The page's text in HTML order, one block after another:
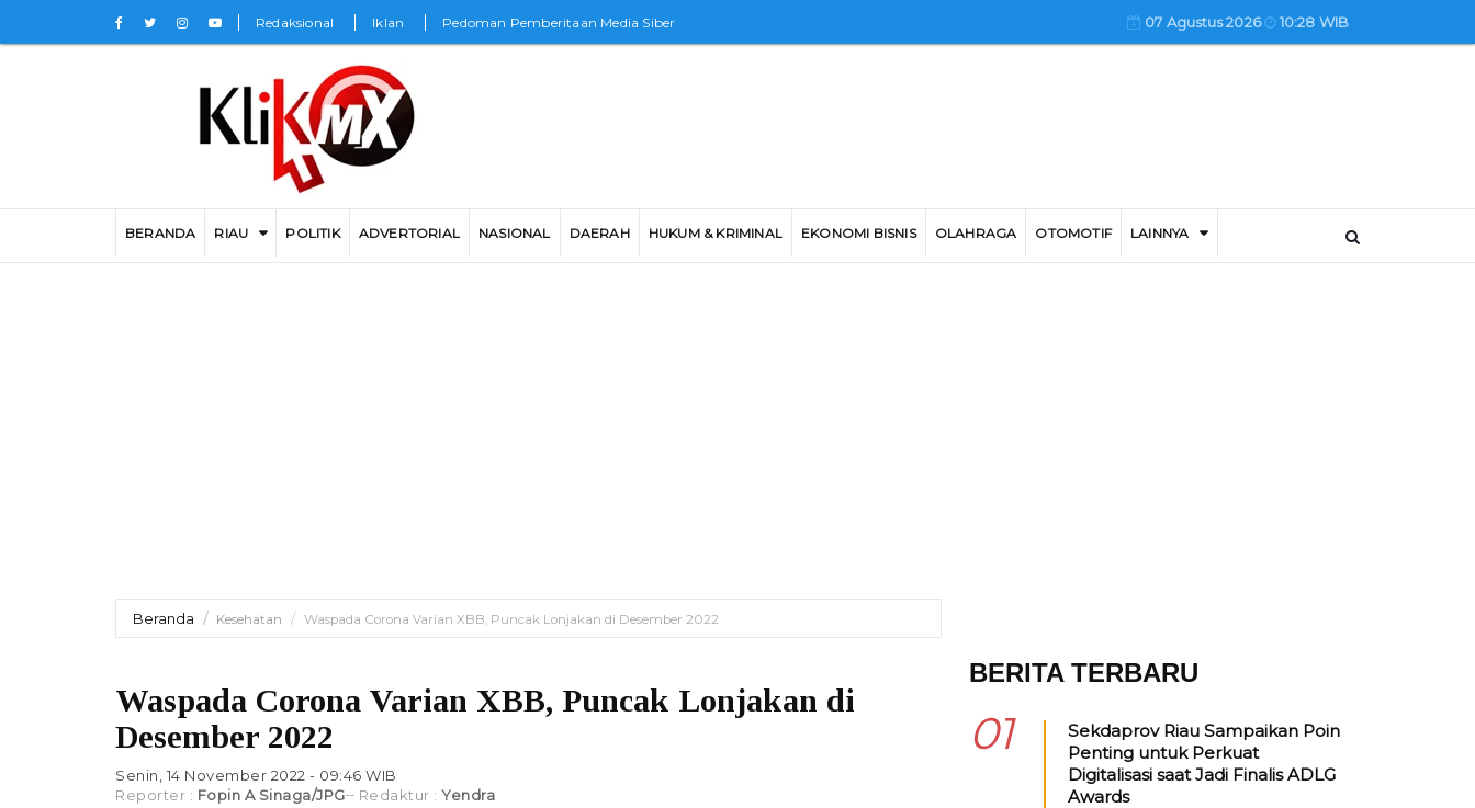
Redaksional Iklan Pedoman Pemberitaan Media Siber 07 Agustus 2026 10:28 WIB
BERANDA RIAU POLITIK ADVERTORIAL NASIONAL DAERAH HUKUM & KRIMINAL EKONOMI BISNIS OLAHRAGA OTOMOTIF LAINNYA
Beranda Kesehatan Waspada Corona Varian XBB, Puncak Lonjakan di Desember 2022
Waspada Corona Varian XBB, Puncak Lonjakan di
Desember 2022
Senin, 14 November 2022 - 09:46 WIB
Reporter : Fopin A Sinaga/JPG Redaktur : Yendra
BERITA TERBARU
01
Sekdaprov Riau Sampaikan Poin
Penting untuk Perkuat
Digitalisasi saat Jadi Finalis ADLG
Awards